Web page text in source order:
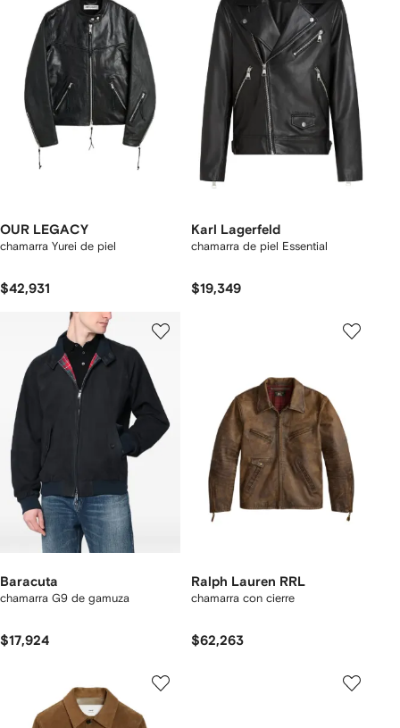
OUR LEGACY
chamarra Yurei de piel
$42,931
Karl Lagerfeld
chamarra de piel Essential
$19,349
Baracuta
chamarra G9 de gamuza
$17,924
Ralph Lauren RRL
chamarra con cierre
$62,263